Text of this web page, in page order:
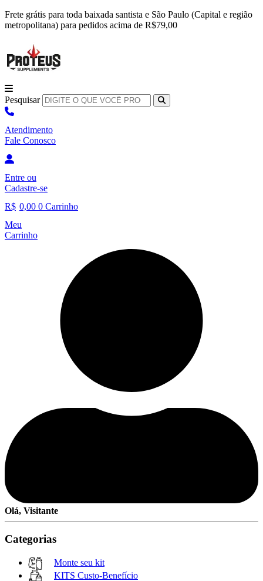
Ir
para
conteúdo
Frete grátis para toda baixada santista e São Paulo (Capital e região
metropolitana) para pedidos acima de R$79,00
Pesquisar
Atendimento
Fale Conosco
Entre ou
Cadastre-se
R$ 0,00 0 Carrinho
Meu
Carrinho
Olá, Visitante
Categorias
Monte seu kit
KITS Custo-Benefício